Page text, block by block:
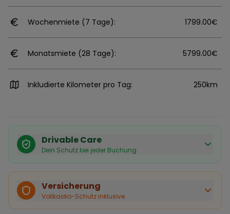
Wochenmiete (7 Tage): 1799.00€
Monatsmiete (28 Tage): 5799.00€
Inkludierte Kilometer pro Tag: 250km
Drivable Care
Dein Schutz bei jeder Buchung
Käuferschutz inklusive
Bei Stornierung durch den Vermieter erhältst du eine
vollständige Rückerstattung.
Sofortige Bestätigung
Versicherung
Vollkasko-Schutz inklusive